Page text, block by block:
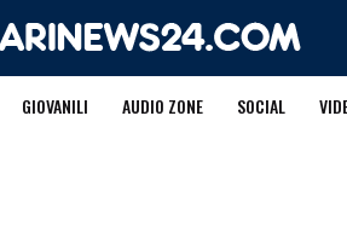
GIOVANILI AUDIO ZONE SOCIAL